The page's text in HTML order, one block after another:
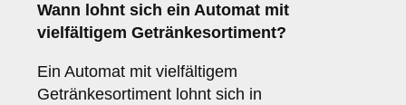
Wann lohnt sich ein Automat mit
vielfältigem Getränkesortiment?
Ein Automat mit vielfältigem
Getränkesortiment lohnt sich in